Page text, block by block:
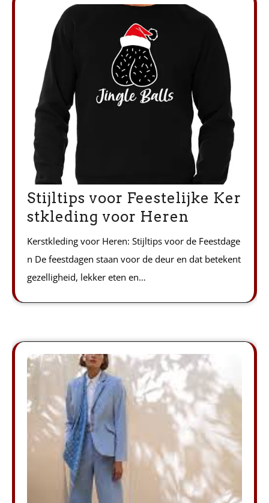
Stijltips voor Feestelijke Ker
stkleding voor Heren
Kerstkleding voor Heren: Stijltips voor de Feestdage
n De feestdagen staan voor de deur en dat betekent
gezelligheid, lekker eten en…